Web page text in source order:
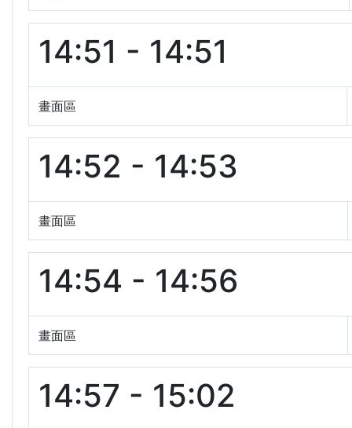
14:51 - 14:51
畫面區
14:52 - 14:53
畫面區
14:54 - 14:56
畫面區
14:57 - 15:02